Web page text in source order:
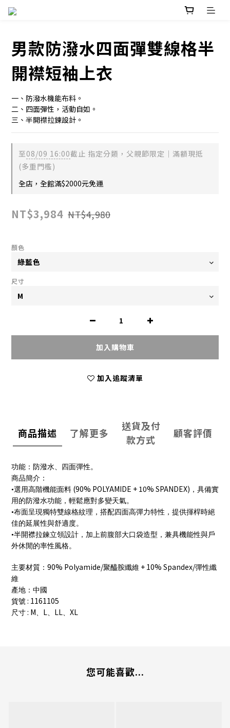
男款防潑水四面彈雙線格半
開襟短袖上衣
一、防潑水機能布料。
二、四面彈性，活動自如。
三、半開襟拉鍊設計。
至08/09 16:00截止 指定分類，父親節限定｜滿額現抵
(多重門檻)
全店，全館滿$2000元免運
NT$3,984 NT$4,980
顏色
尺寸
加入購物車
加入追蹤清單
商品描述 了解更多
送貨及付
款方式
顧客評價
功能：防潑水、四面彈性。
商品簡介：
•選用高階機能面料 (90% POLYAMIDE + 10% SPANDEX) ，具備實
用的防潑水功能，輕鬆應對多變天氣。
•布面呈現獨特雙線格紋理，搭配四面高彈力特性，提供揮桿時絕
佳的延展性與舒適度。
•半開襟拉鍊立領設計，加上前腹部大口袋造型，兼具機能性與戶
外休閒的率性風格。
主要材質： 90% Polyamide/聚醯胺纖維 + 10% Spandex/彈性纖
維
產地：中國
貨號 : 1161105
尺寸 : M、 L、 LL、 XL
您可能喜歡...